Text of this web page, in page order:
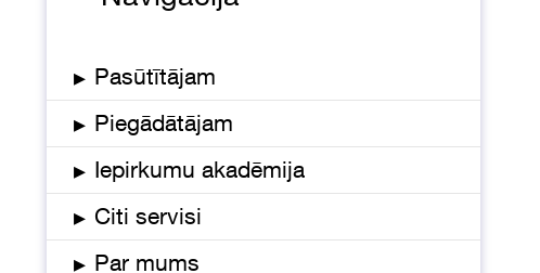
▸ Pasūtītājam
▸ Piegādātājam
▸ Iepirkumu akadēmija
▸ Citi servisi
▸ Par mums